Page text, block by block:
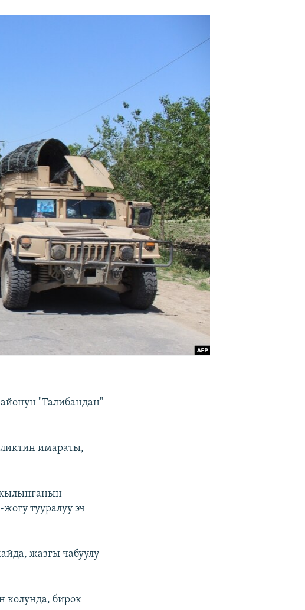
"Талибандан"
имараты,
кылынганын
тууралуу эч
жазгы чабуулу
колунда, бирок